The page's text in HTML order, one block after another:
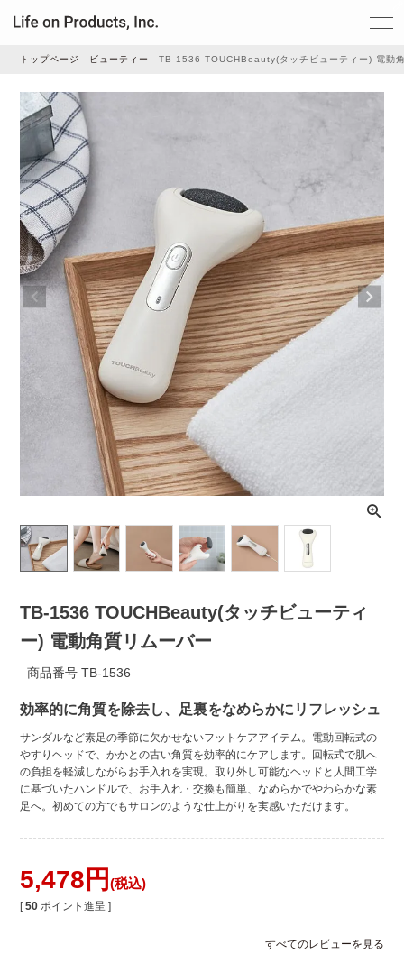
家電
家事・生活雑貨
ルームフレグランス
ビューティー
デジタル雑貨
ライト・シーリングファン
アクセサリー・消耗品
アウトレット
トップページ ビューティー TB-1536 TOUCHBeauty(タッチビューティー) 電動
TB-1536 TOUCHBeauty(タッチビューティ
ー) 電動角質リムーバー
商品番号 TB-1536
効率的に角質を除去し、足裏をなめらかにリフレッシュ
サンダルなど素足の季節に欠かせないフットケアアイテム。電動回転式の
やすりヘッドで、かかとの古い角質を効率的にケアします。回転式で肌へ
の負担を軽減しながらお手入れを実現。取り外し可能なヘッドと人間工学
に基づいたハンドルで、お手入れ・交換も簡単、なめらかでやわらかな素
足へ。初めての方でもサロンのような仕上がりを実感いただけます。
5,478 税込
[ 50 ポイント進呈 ]
すべてのレビューを見る